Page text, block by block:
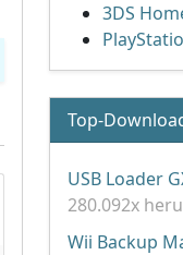
3DS
Top-
USB Loader
280.092x
Wii Backup